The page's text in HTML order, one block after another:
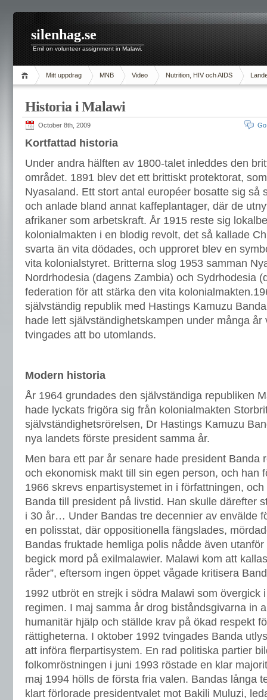
silenhag.se
Emil on volunteer assignment in Malawi.
Mitt uppdrag MNB Video Nutrition, HIV och AIDS
Historia i Malawi
October 8th, 2009
Kortfattad historia
Under andra hälften av 1800-talet inleddes den
området. 1891 blev det ett brittiskt protektorat,
Nyasaland. Ett stort antal européer bosatte sig så
och anlade bland annat kaffeplantager, där de
afrikaner som arbetskraft. År 1915 reste sig
kolonialmakten i en blodig revolt, det så kallade
svarta än vita dödades, och upproret blev en
vita kolonialstyret. Britterna slog 1953 samman
Nordrhodesia (dagens Zambia) och Sydrhodesia
federation för att stärka den vita
självständig republik med Hastings Kamuzu
hade lett självständighetskampen under många år
tvingades att bo utomlands.
Modern historia
År 1964 grundades den självständiga republiken
hade lyckats frigöra sig från kolonialmakten
självständighetsrörelsen, Dr Hastings Kamuzu
nya landets förste president samma år.
Men bara ett par år senare hade president Banda
och ekonomisk makt till sin egen person, och han
1966 skrevs enpartisystemet in i författningen,
Banda till president på livstid. Han skulle därefter
i 30 år… Under Bandas tre decennier av envälde
en polisstat, där oppositionella fängslades,
Bandas fruktade hemliga polis nådde även
begick mord på exilmalawier. Malawi kom att
råder”, eftersom ingen öppet vågade kritisera
1992 utbröt en strejk i södra Malawi som övergick
regimen. I maj samma år drog biståndsgivarna in
humanitär hjälp och ställde krav på ökad respekt
rättigheterna. I oktober 1992 tvingades Banda
att införa flerpartisystem. En rad politiska partier
folkomröstningen i juni 1993 röstade en klar
maj 1994 hölls de första fria valen. Bandas långa
klart förlorade presidentvalet mot Bakili Muluzi,